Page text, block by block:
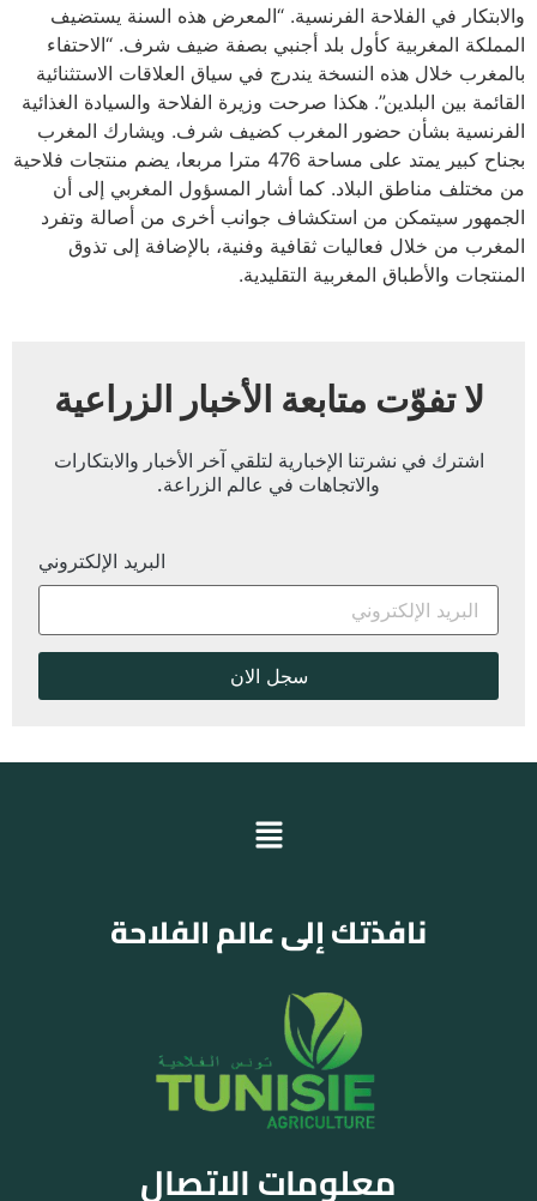
والابتكار في الفلاحة الفرنسية. “المعرض هذه السنة يستضيف
المملكة المغربية كأول بلد أجنبي بصفة ضيف شرف. “الاحتفاء
بالمغرب خلال هذه النسخة يندرج في سياق العلاقات الاستثنائية
القائمة بين البلدين”. هكذا صرحت وزيرة الفلاحة والسيادة الغذائية
الفرنسية بشأن حضور المغرب كضيف شرف. ويشارك المغرب
بجناح كبير يمتد على مساحة 476 مترا مربعا، يضم منتجات فلاحية
من مختلف مناطق البلاد. كما أشار المسؤول المغربي إلى أن
الجمهور سيتمكن من استكشاف جوانب أخرى من أصالة وتفرد
المغرب من خلال فعاليات ثقافية وفنية، بالإضافة إلى تذوق
المنتجات والأطباق المغربية التقليدية.
لا تفوّت متابعة الأخبار الزراعية
اشترك في نشرتنا الإخبارية لتلقي آخر الأخبار والابتكارات
والاتجاهات في عالم الزراعة.
البريد الإلكتروني
نافذتك إلى عالم الفلاحة
معلومات الاتصال